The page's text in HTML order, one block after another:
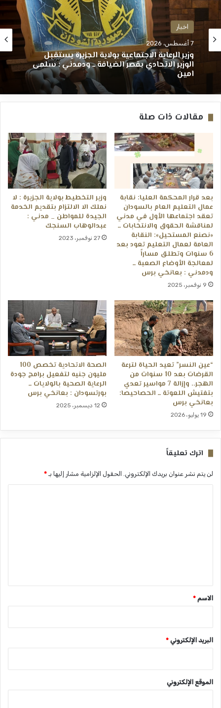
اخبار
7 أغسطس، 2026
وزير الرعاية الاجتماعية بولاية الجزيرة يستقبل
الوزير الاتحادي بقصر الضيافة ــ ودمدني : سلمى
امين
مقالات ذات صلة
​بعد قرار المحكمة العليا: نقابة
عمال التعليم العام بالسودان
تعقد اجتماعها الأول في مدني
لمناقشة الحقوق والانتخابات ــ ​
«نصنع المستحيل»: النقابة
العامة لعمال التعليم تعود بعد
6 سنوات وتطلق مساراً
لمعالجة الأوضاع الصعبة ــ
ودمدني : بعانخي برس
9 نوفمبر، 2025
وزير التخطيط بولاية الجزيرة : لا
نملك الا الالتزام بتقديم الخدمة
الجيدة للمواطن _ مدني :
عبدالوهاب السنجك
27 نوفمبر، 2023
“عين النسر” تعيد الحياة لترعة
القرضات بعد 10 سنوات من
الهجر.. وإزالة 7 مواسير تعدي
بتفتيش اللعوتة ــ الحصاحيصا:
بعانخي برس
19 يوليو، 2026
الصحة الاتحادية تخصص 100
مليون جنيه لتفعيل برامج جودة
الرعاية الصحية بالولايات ــ
بورتسودان : بعانخي برس
12 ديسمبر، 2025
اترك تعليقاً
لن يتم نشر عنوان بريدك الإلكتروني. الحقول الإلزامية مشار إليها بـ *
*
الاسم *
البريد الإلكتروني *
الموقع الإلكتروني